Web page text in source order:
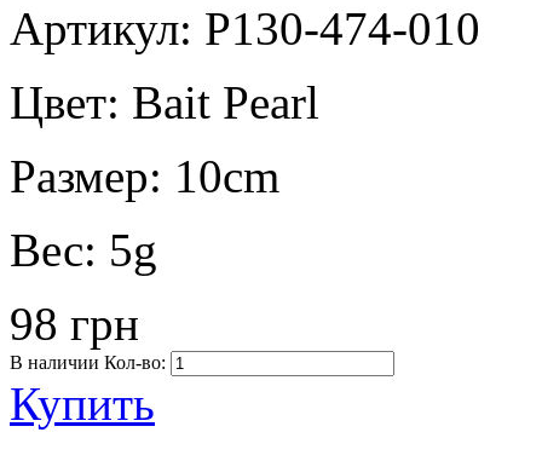
Артикул: P130-474-010
Цвет: Bait Pearl
Размер: 10cm
Вес: 5g
98 грн
В наличии Кол-во:
Купить